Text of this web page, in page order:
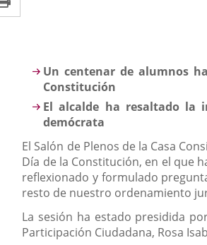
Descripción
Un centenar de alumnos
Constitución
El alcalde ha resaltado la
demócrata
El Salón de Plenos de la Casa
Día de la Constitución, en el que
reflexionado y formulado
resto de nuestro ordenamiento
La sesión ha estado presidida
Participación Ciudadana, Rosa